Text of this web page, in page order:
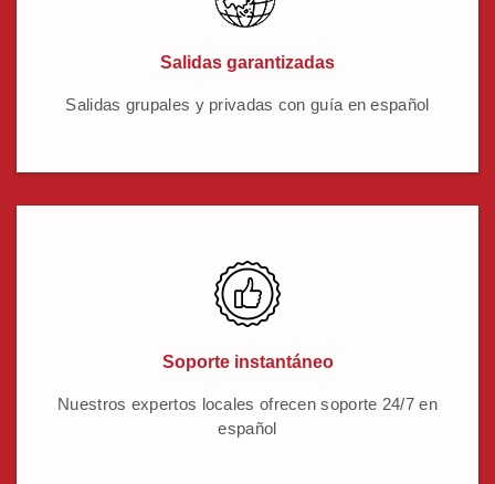
Salidas garantizadas
Salidas grupales y privadas con guía en español
Soporte instantáneo
Nuestros expertos locales ofrecen soporte 24/7 en
español